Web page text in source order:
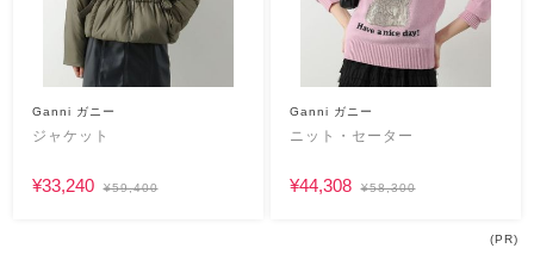
Ganni ガニー
ジャケット
¥33,240 ¥59,400
Ganni ガニー
ニット・セーター
¥44,308 ¥58,300
(PR)